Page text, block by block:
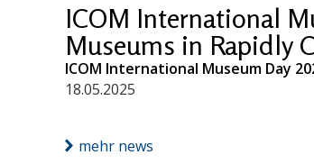
ICOM International
Museums in Rapidly
ICOM International Museum Day
18.05.2025
mehr news